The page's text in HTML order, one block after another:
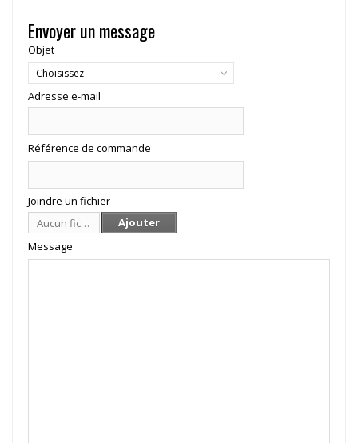
Envoyer un message
Objet
Choisissez
Adresse e-mail
Référence de commande
Joindre un fichier
Aucun fichier sélectionné
Ajouter
Message